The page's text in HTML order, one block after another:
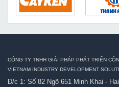
CÔNG TY TNHH GIẢI PHÁP PHÁT TRIỂN
VIETNAM INDUSTRY DEVELOPMENT
Đ/c 1: Số 82 Ngõ 651 Minh Khai -